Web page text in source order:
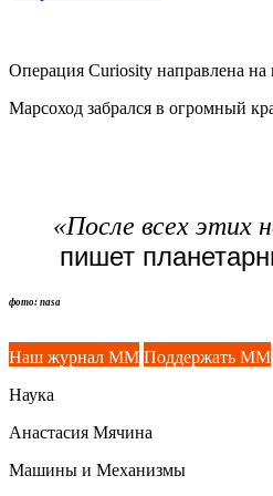
Операция Curiosity направлена
Марсоход забрался в огромный
«После всех этих
пишет
фото: nasa
Наш журнал ММ Поддержать ММ
Наука
Анастасия Мячина
Машины и Механизмы